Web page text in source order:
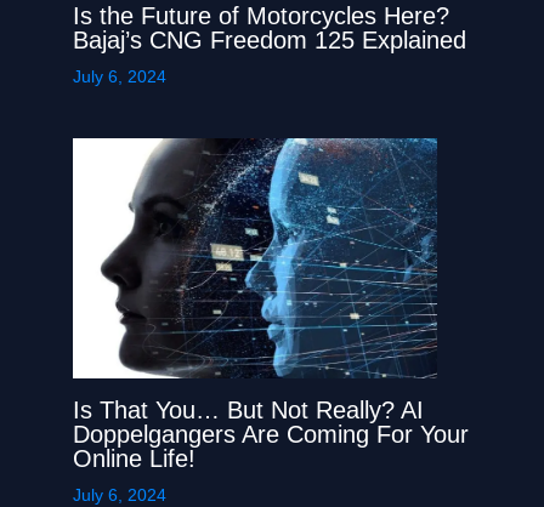
Is the Future of Motorcycles Here?
Bajaj’s CNG Freedom 125 Explained
July 6, 2024
Is That You… But Not Really? AI
Doppelgangers Are Coming For Your
Online Life!
July 6, 2024